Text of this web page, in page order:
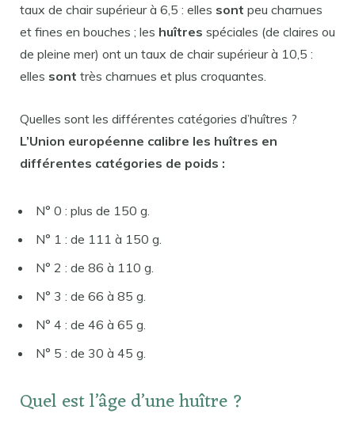
taux de chair supérieur à 6,5 : elles sont peu charnues
et fines en bouches ; les huîtres spéciales (de claires ou
de pleine mer) ont un taux de chair supérieur à 10,5 :
elles sont très charnues et plus croquantes.
Quelles sont les différentes catégories d’huîtres ?
L’Union européenne calibre les huîtres en
différentes catégories de poids :
N° 0 : plus de 150 g.
N° 1 : de 111 à 150 g.
N° 2 : de 86 à 110 g.
N° 3 : de 66 à 85 g.
N° 4 : de 46 à 65 g.
N° 5 : de 30 à 45 g.
Quel est l’âge d’une huître ?